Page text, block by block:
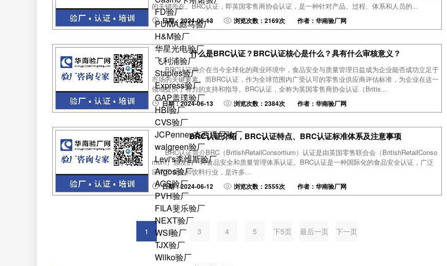
FD验厂
PUMA彪马验厂
H&M验厂
华星光电验厂
飞利浦验厂
Staples验厂
Express验厂
GAP盖璞验厂
HBI验厂
CVS验厂
JCPenney杰西潘尼验厂
walgreen验厂
Levi's李维斯验厂
Argos验厂
AGS验厂
PVH验厂
FILA斐乐验厂
NEXT验厂
WSI验厂
TJX验厂
Wilko验厂
的关键所在。BRC认证，即英国零售商协会认证，是一种针对产品、过程、体系和人员的...
日期：2024-06-13 浏览次数：2169次 作者：华南验厂网
什么是BRC认证？BRC认证核心是什么？具有什么审核意义？
BRC认证简介在当今全球化的商业环境中，食品安全与质量管理日益成为企业能否成功立足于
市场的关键要素。而BRC认证，作为全球范围内广受认可的零售业供应商评估标准，为企业在这一
领域提供了有力的支持和指导。BRC认证，全称为英国零售商协会认证（Britis...
日期：2024-06-13 浏览次数：2384次 作者：华南验厂网
BRC认证介绍，BRC认证特点、BRC认证标准体系及注意事项
BRC认证简介BRC（BritishRetailConsortium）认证是由英国零售联合会（BritishRetailConso
rtium）颁发的一种食品安全和质量管理体系认证。BRC认证是一种国际化的食品安全认证，广泛
应用于食品和饮料行业，是许多...
日期：2024-06-12 浏览次数：2555次 作者：华南验厂网
1 2 3 4 5 下5页 最后一页 下一页